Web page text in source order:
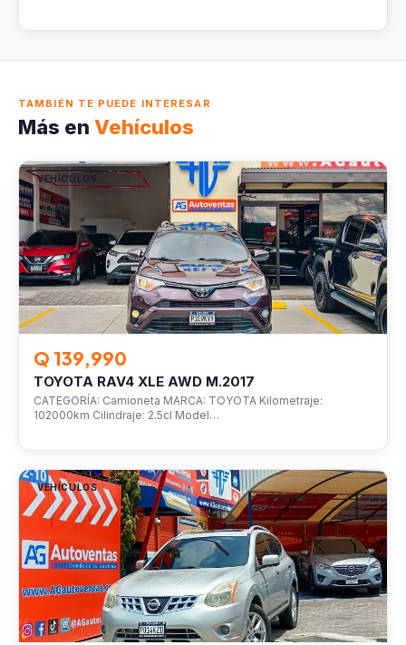
TAMBIÉN TE PUEDE INTERESAR
Más en Vehículos
VEHÍCULOS
Q 139,990
TOYOTA RAV4 XLE AWD M.2017
CATEGORÍA: Camioneta MARCA: TOYOTA Kilometraje:
102000km Cilindraje: 2.5cl Model…
VEHÍCULOS